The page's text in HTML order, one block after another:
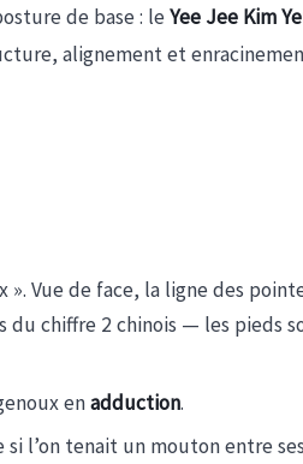
de base : leYee Jee Kim
alignement et
». Vue de face, la ligne des
du chiffre 2 chinois — les pieds
enadduction.
l’on tenait un mouton entre